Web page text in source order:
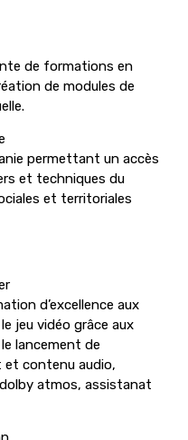
de formations en
de modules de
permettant un accès
et techniques du
et territoriales
d’excellence aux
jeu vidéo grâce aux
lancement de
contenu audio,
atmos, assistanat